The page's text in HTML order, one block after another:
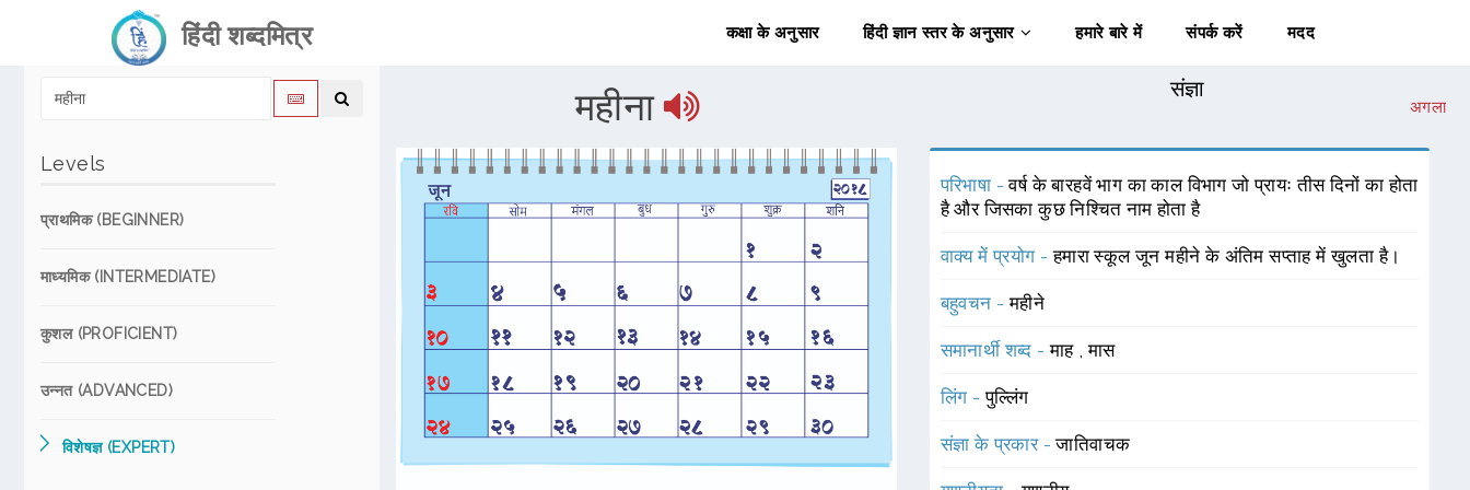
हिंदी शब्दमित्र कक्षा के अनुसार हिंदी ज्ञान स्तर के अनुसार हमारे बारे में संपर्क करें मदद
Levels
प्राथमिक (BEGINNER)
माध्यमिक (INTERMEDIATE)
कुशल (PROFICIENT)
उन्नत (ADVANCED)
विशेषज्ञ (EXPERT)
महीना संज्ञा
अगला
परिभाषा -वर्ष के बारहवें भाग का काल विभाग जो प्रायः तीस दिनों का होता
है और जिसका कुछ निश्चित नाम होता है
वाक्य में प्रयोग -हमारा स्कूल जून महीने के अंतिम सप्ताह में खुलता है।
बहुवचन -महीने
समानार्थी शब्द -माह ,मास
लिंग -पुल्लिंग
संज्ञा के प्रकार -जातिवाचक